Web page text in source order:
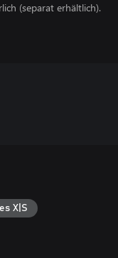
(separat erhältlich).
X|S